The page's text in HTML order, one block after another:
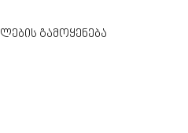
გამოყენება